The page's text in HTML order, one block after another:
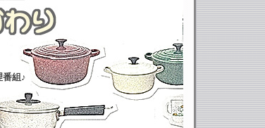
番組♪